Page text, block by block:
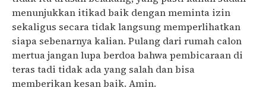
menunjukkan itikad baik dengan meminta izin
sekaligus secara tidak langsung memperlihatkan
siapa sebenarnya kalian. Pulang dari rumah calon
mertua jangan lupa berdoa bahwa pembicaraan di
teras tadi tidak ada yang salah dan bisa
memberikan kesan baik. Amin.